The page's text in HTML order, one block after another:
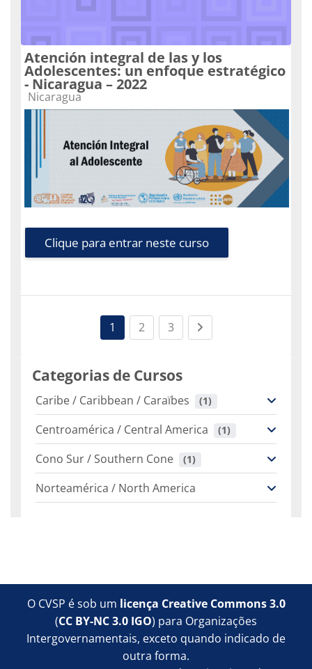
Atención integral de las y los
Adolescentes: un enfoque estratégico
- Nicaragua – 2022
Categoria do curso
Nicaragua
Clique para entrar neste curso
1 2(current)
3(current)
Categorias de Cursos
Caribe / Caribbean / Caraïbes (1)
Centroamérica / Central America (1)
Cono Sur / Southern Cone (1)
Norteamérica / North America
Blocos
Blocos
Blocos
Blocos
O CVSP é sob um licença Creative Commons 3.0
(CC BY-NC 3.0 IGO) para Organizações
Intergovernamentais, exceto quando indicado de
outra forma.